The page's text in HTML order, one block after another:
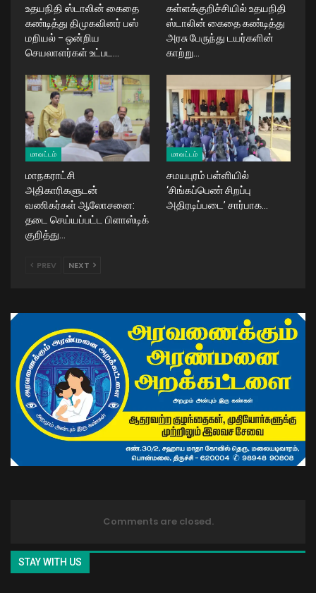
உதயநிதி ஸ்டாலின் கைதை
கண்டித்து திமுகவினர் பஸ்
மறியல் – ஒன்றிய
செயலாளர்கள் உட்பட…
கள்ளக்குறிச்சியில் உதயநிதி
ஸ்டாலின் கைதை கண்டித்து
அரசு பேருந்து டயர்களின்
காற்று…
மாவட்டம்
மாநகராட்சி
அதிகாரிகளுடன்
வணிகர்கள் ஆலோசனை:
தடை செய்யப்பட்ட பிளாஸ்டிக்
குறித்து…
மாவட்டம்
சமயபுரம் பள்ளியில்
‘சிங்கப்பெண் சிறப்பு
அதிரடிப்படை’ சார்பாக…
PREV NEXT
Comments are closed.
STAY WITH US